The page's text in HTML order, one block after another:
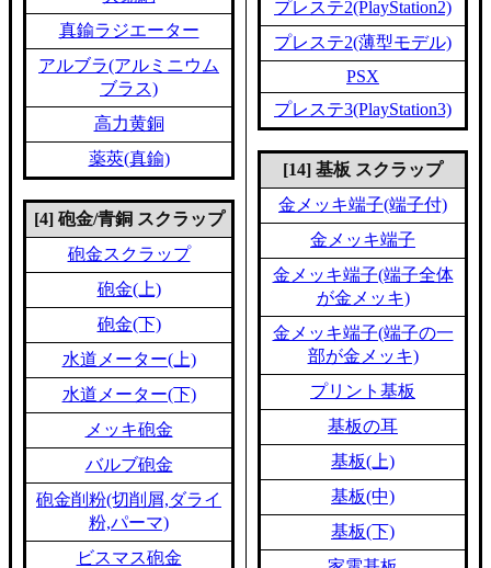
真鍮ラジエーター
アルブラ(アルミニウム
ブラス)
高力黄銅
薬莢(真鍮)
[4] 砲金/青銅 スクラップ
砲金スクラップ
砲金(上)
砲金(下)
水道メーター(上)
水道メーター(下)
メッキ砲金
バルブ砲金
砲金削粉(切削屑,ダライ
粉,パーマ)
ビスマス砲金
プレステ2(PlayStation2)
プレステ2(薄型モデル)
PSX
プレステ3(PlayStation3)
[14] 基板 スクラップ
金メッキ端子(端子付)
金メッキ端子
金メッキ端子(端子全体
が金メッキ)
金メッキ端子(端子の一
部が金メッキ)
プリント基板
基板の耳
基板(上)
基板(中)
基板(下)